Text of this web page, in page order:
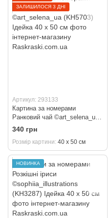
ЗАЛИШИЛОСЯ 3 ДНІ
Артикул: 293133
Картина за номерами
Ранковий чай ©art_selena_ua
(KH5703) Ідейка 40 х 50 см
340 грн
Розмір картини 40 х 50 см
НОВИНКА